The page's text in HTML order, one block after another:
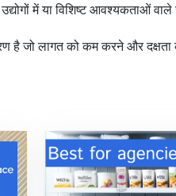
में या विशिष्ट आवश्यकताओं
है जो लागत को कम करने और